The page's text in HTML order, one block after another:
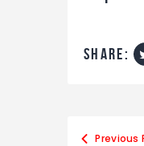
share:
Previous